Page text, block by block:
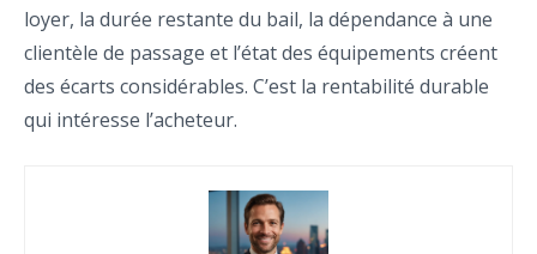
loyer, la durée restante du bail, la dépendance à une
clientèle de passage et l’état des équipements créent
des écarts considérables. C’est la rentabilité durable
qui intéresse l’acheteur.